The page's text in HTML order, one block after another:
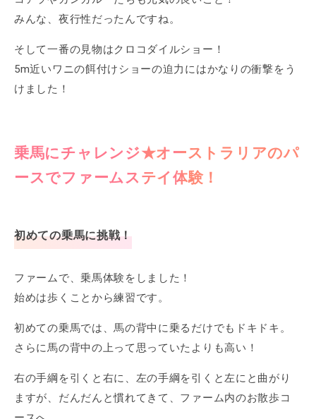
みんな、夜行性だったんですね。
そして一番の見物はクロコダイルショー！
5m近いワニの餌付けショーの迫力にはかなりの衝撃をう
けました！
乗馬にチャレンジ★オーストラリアのパ
ースでファームステイ体験！
初めての乗馬に挑戦！
ファームで、乗馬体験をしました！
始めは歩くことから練習です。
初めての乗馬では、馬の背中に乗るだけでもドキドキ。
さらに馬の背中の上って思っていたよりも高い！
右の手綱を引くと右に、左の手綱を引くと左にと曲がり
ますが、だんだんと慣れてきて、ファーム内のお散歩コ